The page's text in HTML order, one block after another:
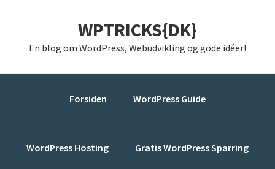
indhold
WPTRICKS{DK}
En blog om WordPress, Webudvikling og gode idéer!
Forsiden WordPress Guide
WordPress Hosting Gratis WordPress Sparring